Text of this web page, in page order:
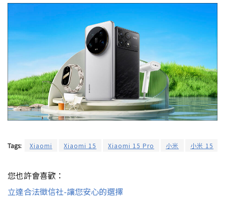
Tags: Xiaomi Xiaomi 15 Xiaomi 15 Pro 小米 小米 15
您也許會喜歡：
立達合法徵信社-讓您安心的選擇